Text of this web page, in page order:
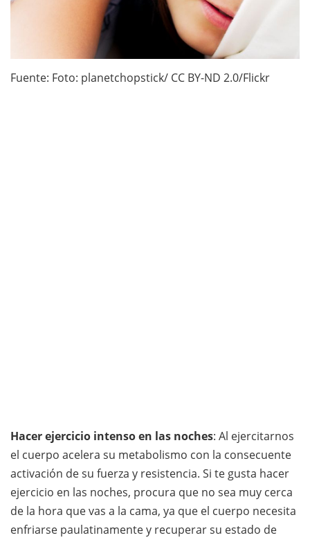
Fuente: Foto: planetchopstick/ CC BY-ND 2.0/Flickr
Hacer ejercicio intenso en las noches: Al ejercitarnos
el cuerpo acelera su metabolismo con la consecuente
activación de su fuerza y resistencia. Si te gusta hacer
ejercicio en las noches, procura que no sea muy cerca
de la hora que vas a la cama, ya que el cuerpo necesita
enfriarse paulatinamente y recuperar su estado de